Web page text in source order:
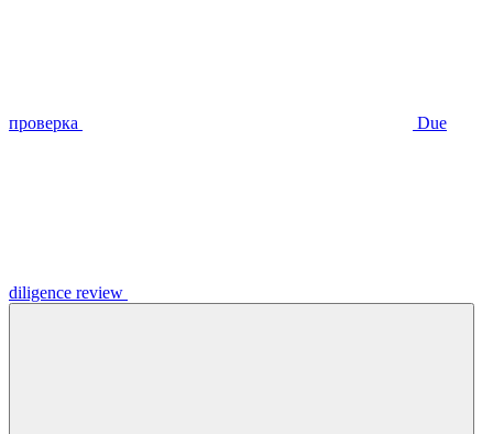
проверка Due
diligence review